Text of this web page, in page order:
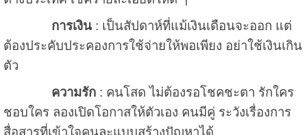
การเงิน: เป็นสัปดาห์ที่แม้เงินเดือนจะออก แต่
ต้องประคับประคองการใช้จ่ายให้พอเพียง อย่าใช้เงินเกิน
ตัว
ความรัก: คนโสด ไม่ต้องรอโชคชะตา รักใคร
ชอบใคร ลองเปิดโอกาสให้ตัวเอง คนมีคู่ ระวังเรื่องการ
สื่อสารที่เข้าใจคนละแบบสร้างปัญหาได้